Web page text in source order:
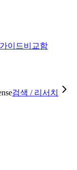
가이드비교함
검색 / 리서치